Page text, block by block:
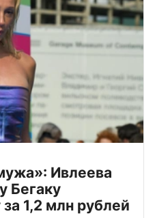
Ивлеева
Бегаку
1,2 млн рублей